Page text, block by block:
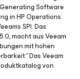
Software
in HP Operations
SPI. Das
macht aus Veeam
mit hohen
Das Veeam
von